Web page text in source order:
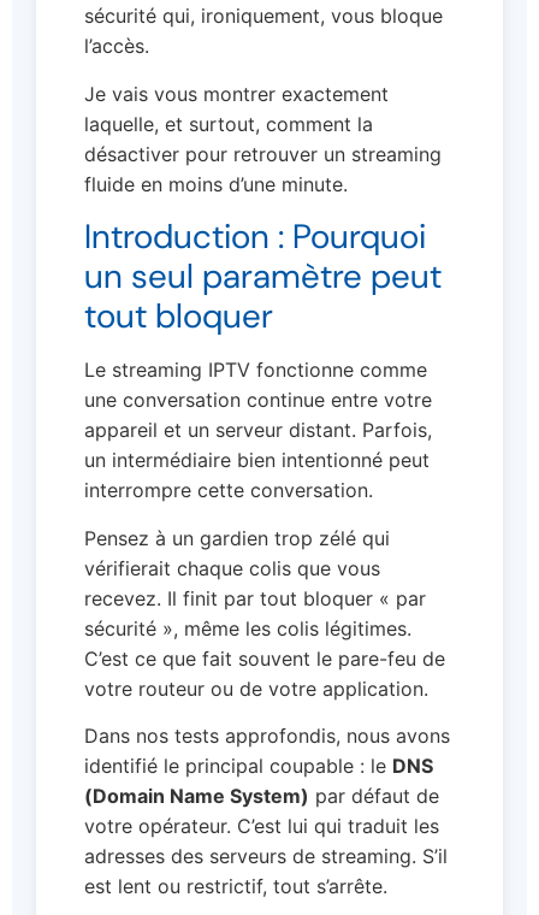
sécurité qui, ironiquement, vous bloque
l’accès.
Je vais vous montrer exactement
laquelle, et surtout, comment la
désactiver pour retrouver un streaming
fluide en moins d’une minute.
Introduction : Pourquoi
un seul paramètre peut
tout bloquer
Le streaming IPTV fonctionne comme
une conversation continue entre votre
appareil et un serveur distant. Parfois,
un intermédiaire bien intentionné peut
interrompre cette conversation.
Pensez à un gardien trop zélé qui
vérifierait chaque colis que vous
recevez. Il finit par tout bloquer « par
sécurité », même les colis légitimes.
C’est ce que fait souvent le pare-feu de
votre routeur ou de votre application.
Dans nos tests approfondis, nous avons
identifié le principal coupable : le DNS
(Domain Name System) par défaut de
votre opérateur. C’est lui qui traduit les
adresses des serveurs de streaming. S’il
est lent ou restrictif, tout s’arrête.